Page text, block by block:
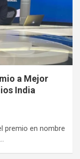
a Mejor
India
premio en nombre